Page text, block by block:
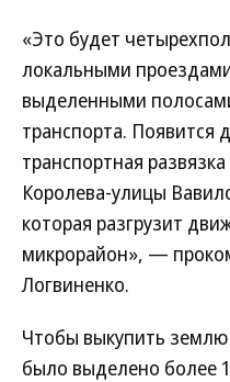
«Это будет
локальными
выделенными
транспорта. Появится
транспортная
Королева-улицы
которая разгрузит
микрорайон», —
Логвиненко.
Чтобы выкупить
было выделено более